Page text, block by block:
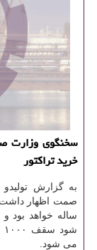
خرید تراکتور
به گزارش
ساله خواهد بود
می شود.